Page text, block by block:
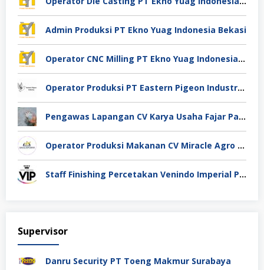
Admin Produksi PT Ekno Yuag Indonesia Bekasi
Operator CNC Milling PT Ekno Yuag Indonesia Bekasi
Operator Produksi PT Eastern Pigeon Industry Deli Serdang
Pengawas Lapangan CV Karya Usaha Fajar Pasuruan
Operator Produksi Makanan CV Miracle Agro Spices Sidoarjo
Staff Finishing Percetakan Venindo Imperial Perkasa Bandung Kota
Supervisor
Danru Security PT Toeng Makmur Surabaya